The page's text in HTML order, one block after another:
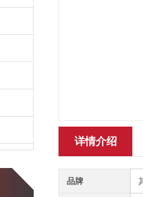
详情介绍
品牌